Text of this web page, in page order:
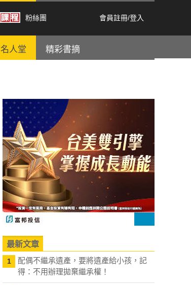
粉絲團 會員註冊/登入
名人堂 精彩書摘
最新文章
1
配偶不繼承遺產，要將遺產給小孩，記
得：不用辦理拋棄繼承權！